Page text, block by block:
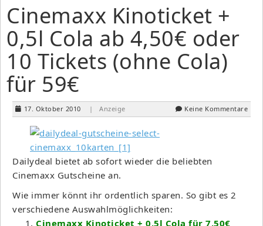
Cinemaxx Kinoticket +
0,5l Cola ab 4,50€ oder
10 Tickets (ohne Cola)
für 59€
17. Oktober 2010 | Anzeige Keine Kommentare
Dailydeal bietet ab sofort wieder die beliebten
Cinemaxx Gutscheine an.
Wie immer könnt ihr ordentlich sparen. So gibt es 2
verschiedene Auswahlmöglichkeiten:
Cinemaxx Kinoticket + 0,5l Cola für 7,50€